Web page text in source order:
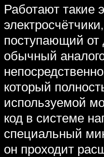
Работают такие
поступающий от
обычный
который
используемой
код в системе
специальный
он проходит